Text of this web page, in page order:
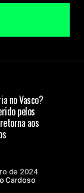
com*
no Vasco?
pelos
aos
de 2024
Cardoso